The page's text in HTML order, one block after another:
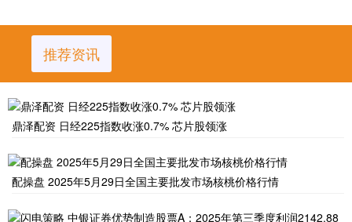
推荐资讯
鼎泽配资 日经225指数收涨0.7% 芯片股领涨
配操盘 2025年5月29日全国主要批发市场核桃价格行情